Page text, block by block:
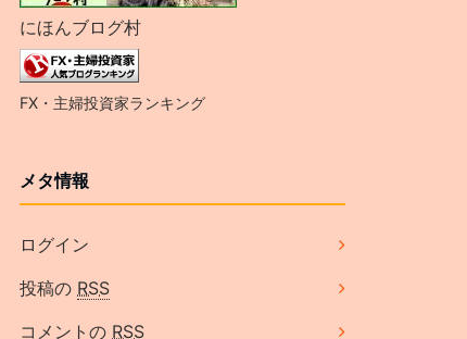
にほんブログ村
FX・主婦投資家ランキング
メタ情報
ログイン
投稿の RSS
コメントの RSS